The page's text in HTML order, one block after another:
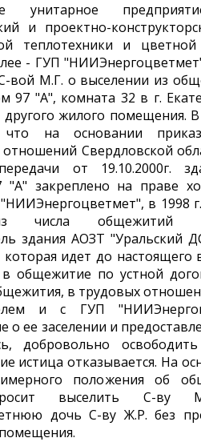
унитарное
и проектно-
теплотехники и цветной
- ГУП
вой М.Г. о выселении из
97 "А", комната 32 в г.
другого жилого помещения.
что на основании
Свердловской
от 19.10.2000г.
закреплено на праве
в 1998
числа
здания АОЗТ "Уральский
идет до настоящего
в общежитие по устной
в трудовых
и с ГУП
о ее заселении и
добровольно
истица отказывается. На
положения об
просит выселить С-
дочь С-ву Ж.Р. без